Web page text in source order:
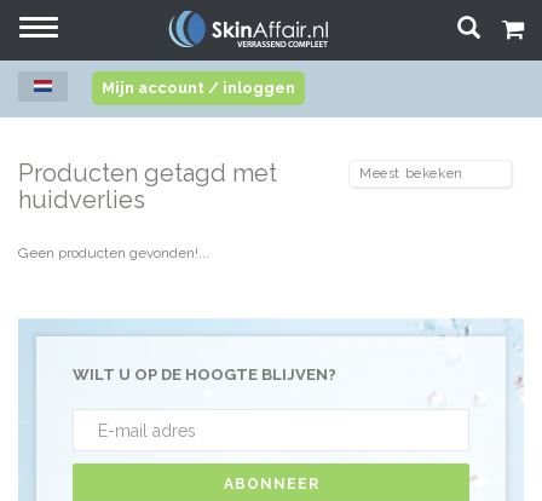
Toggle
Mijn account / inloggen
Producten getagd met
huidverlies
Geen producten gevonden!...
WILT U OP DE HOOGTE BLIJVEN?
ABONNEER